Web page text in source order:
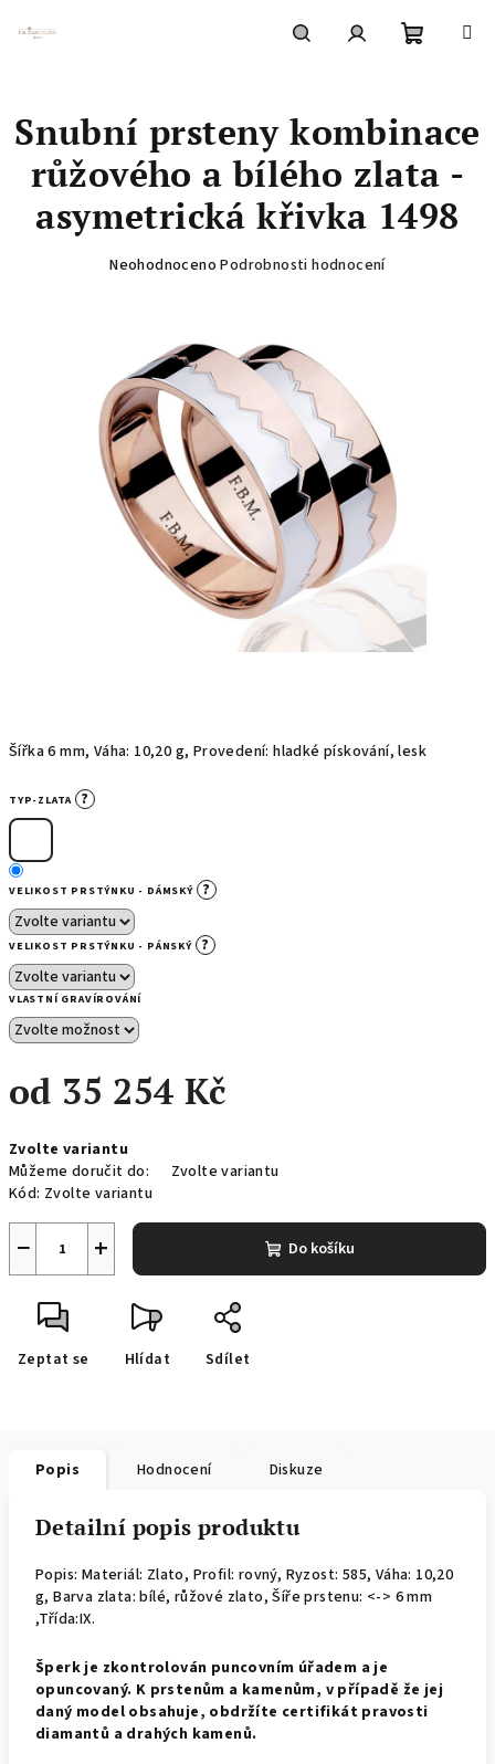
košík
Šířka 6 mm, Váha: 10,20 g, Provedení: hladké pískování, lesk
TYP-ZLATA ?
VELIKOST PRSTÝNKU - DÁMSKÝ ?
VELIKOST PRSTÝNKU - PÁNSKÝ ?
VLASTNÍ GRAVÍROVÁNÍ
od 35 254 Kč
cena:
Zvolte variantu
Můžeme doručit do:
Zvolte variantu
Kód: Zvolte variantu
+
− Do košíku
Zeptat se Hlídat Sdílet
Snubní prsteny kombinace
růžového a bílého zlata -
asymetrická křivka 1498
Průměrné
5
hvězdiček.
Neohodnoceno Podrobnosti hodnocení
Popis Hodnocení Diskuze
Detailní popis produktu
Popis: Materiál: Zlato, Profil: rovný, Ryzost: 585, Váha: 10,20
g, Barva zlata: bílé, růžové zlato, Šíře prstenu: <-> 6 mm
,Třída:IX.
Šperk je zkontrolován puncovním úřadem a je
opuncovaný. K prstenům a kamenům, v případě že jej
daný model obsahuje, obdržíte certifikát pravosti
diamantů a drahých kamenů.